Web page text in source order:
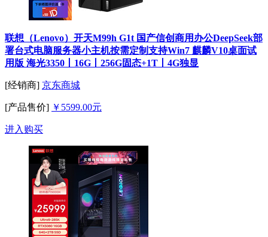
联想（Lenovo）开天M99h G1t 国产信创商用办公DeepSeek部
署台式电脑服务器小主机按需定制支持Win7 麒麟V10桌面试
用版 海光3350丨16G丨256G固态+1T丨4G独显
[经销商] 京东商城
[产品售价] ￥5599.00元
进入购买